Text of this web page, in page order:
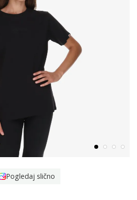
Pogledaj slično